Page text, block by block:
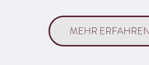
MEHR ERFAHREN